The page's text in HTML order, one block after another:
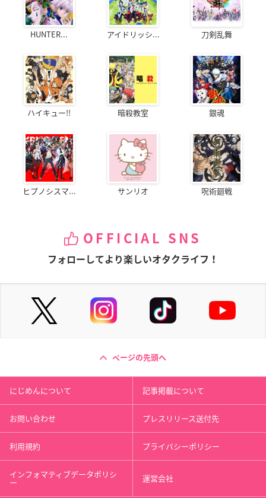
HUNTER... アイドリッシ... 刀剣乱舞
ハイキュー!! 暗殺教室 銀魂
ヒプノシスマ... サンリオ 呪術廻戦
OFFICIAL SNS
フォローしてより楽しいオタクライフ！
ページの先頭へ
にじめんについて 記事掲載について
お問い合わせ プレスリリース送付先
利用規約 プライバシーポリシー
インフォマティブデータポリシ
ー 運営会社